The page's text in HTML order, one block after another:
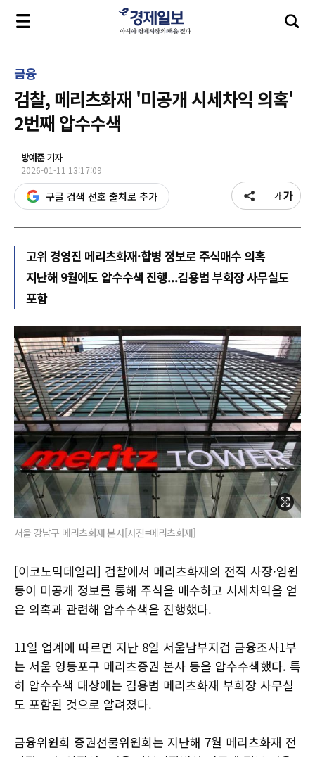
금융
검찰, 메리츠화재 '미공개 시세차익 의혹'
2번째 압수수색
방예준기자
2026-01-11 13:17:09
구글 검색 선호 출처로 추가
고위 경영진 메리츠화재·합병 정보로 주식매수 의혹
지난해 9월에도 압수수색 진행...김용범 부회장 사무실도
포함
서울 강남구 메리츠화재 본사[사진=메리츠화재]
[이코노믹데일리] 검찰에서 메리츠화재의 전직 사장·임원
등이 미공개 정보를 통해 주식을 매수하고 시세차익을 얻
은 의혹과 관련해 압수수색을 진행했다.
11일 업계에 따르면 지난 8일 서울남부지검 금융조사1부
는 서울 영등포구 메리츠증권 본사 등을 압수수색했다. 특
히 압수수색 대상에는 김용범 메리츠화재 부회장 사무실
도 포함된 것으로 알려졌다.
금융위원회 증권선물위원회는 지난해 7월 메리츠화재 전